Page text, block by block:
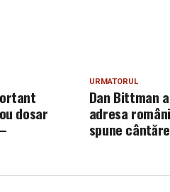
URMATORUL
Dan Bittman
adresa
spune
dosar